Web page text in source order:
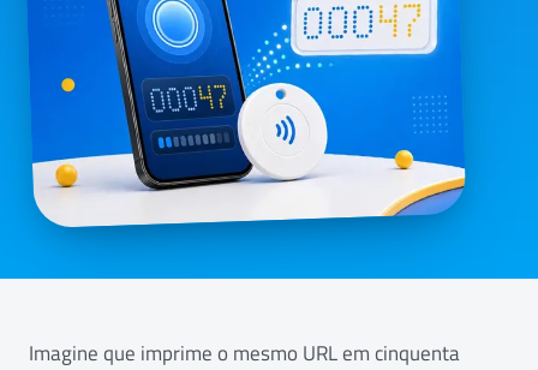
Imagine que imprime o mesmo URL em cinquenta